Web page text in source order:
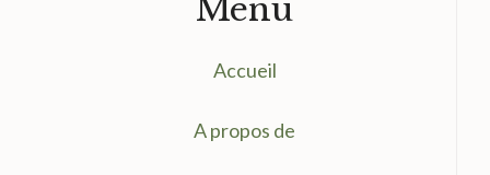
Menu
Accueil
A propos de